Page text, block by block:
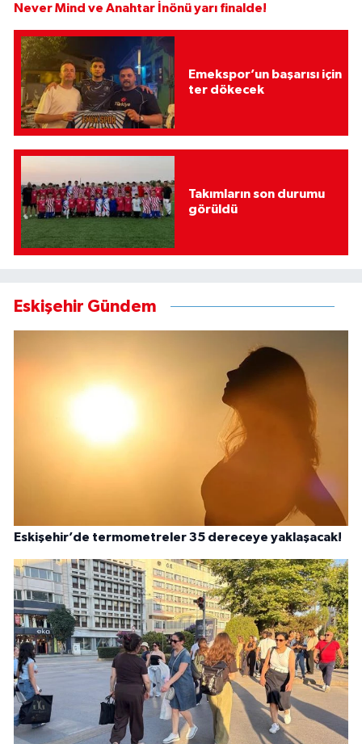
Never Mind ve Anahtar İnönü yarı finalde!
Emekspor’un başarısı için
ter dökecek
Takımların son durumu
görüldü
Eskişehir Gündem
Eskişehir’de termometreler 35 dereceye yaklaşacak!